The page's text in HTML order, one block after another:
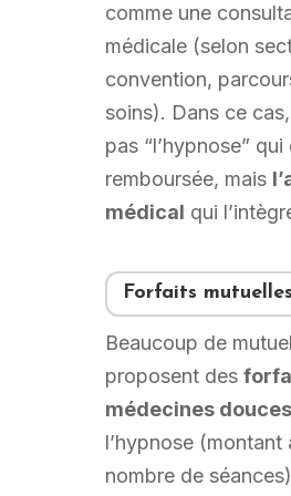
comme une
médicale (selon
convention,
soins). Dans ce cas,
pas “l’hypnose” qui
remboursée, mais
médical qui
Forfaits mutuelles
Beaucoup de
proposent des
médecines douces
l’hypnose (montant
nombre de